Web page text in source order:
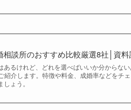
相談所のおすすめ比較厳選8社│資
あるけれど、どれを選べばいいか分からな
紹介します。特徴や料金、成婚率などをチ
ょう。